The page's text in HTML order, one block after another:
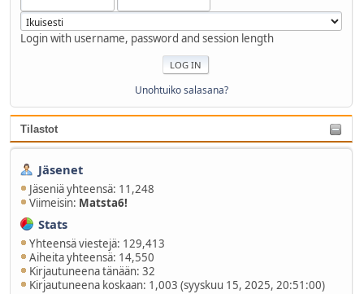
Login with username, password and session length
Unohtuiko salasana?
Tilastot
Jäsenet
Jäseniä yhteensä: 11,248
Viimeisin: Matsta6!
Stats
Yhteensä viestejä: 129,413
Aiheita yhteensä: 14,550
Kirjautuneena tänään: 32
Kirjautuneena koskaan: 1,003 (syyskuu 15, 2025, 20:51:00)